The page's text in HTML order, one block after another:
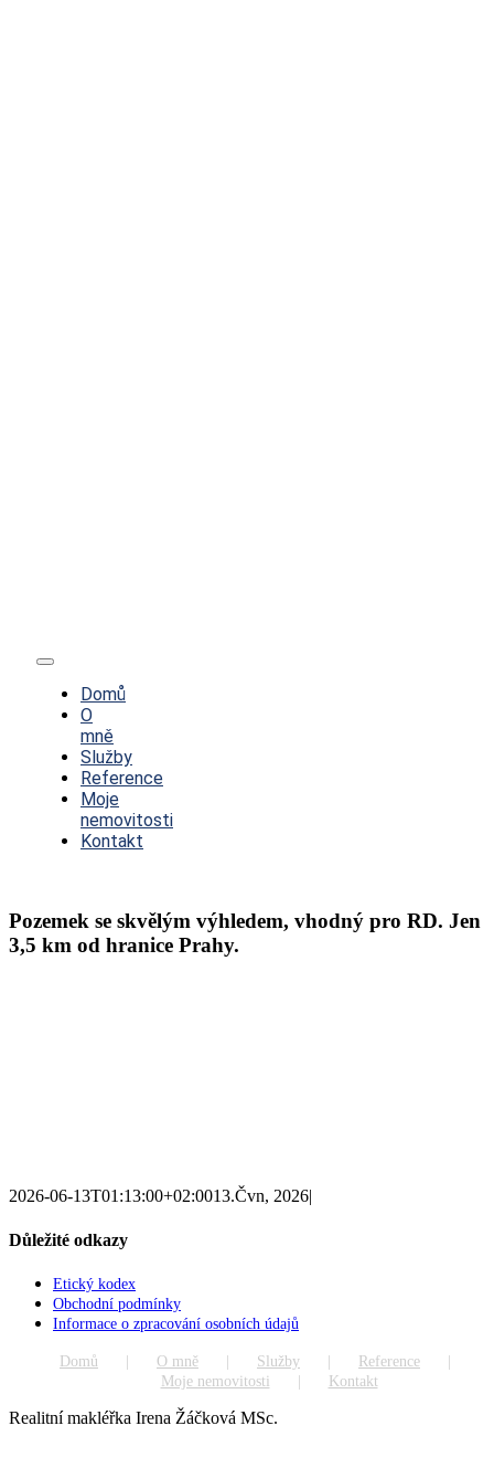
Toggle
NavigationDomů
O
mně
Služby
Reference
Moje
nemovitosti
Kontakt
Pozemek se skvělým výhledem, vhodný pro RD. Jen
3,5 km od hranice Prahy.
2026-06-13T01:13:00+02:0013.Čvn, 2026|
Důležité odkazy
Etický kodex
Obchodní podmínky
Informace o zpracování osobních údajů
Domů O mně Služby
Reference
Moje nemovitosti
Kontakt
Realitní makléřka Irena Žáčková MSc.